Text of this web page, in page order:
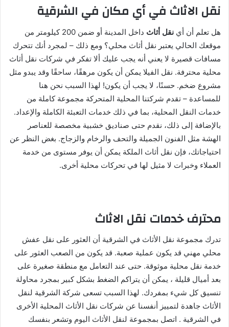
نقل الاثاث في أي مكان في الشرقية
هل تعلم أن أي نقل أثاث
داخل المدينة أو ضمن 200 كيلومتر من
موقعك الحالي يعتبر نقل أثاث محلي؟ ومع ذلك – لمجرد أنك تتحرك
مسافات قصيرة لا يعني أنه يجب عليك ألا تفكر في شركات نقل أثاث
محلية محترفة. نقل الفيلا يمكن أن يكون مرهقًا، ساحقًا وقد يبدو مثل
مشروع ضخم. حسنًا، لا يجب أن يكون! لهذا السبب نحن هنا
للمساعدة – تقدم شركتنا المحلية المتحركة مجموعة كاملة من
خدمات النقل المحلية، بما في ذلك خدمات التعبئة الكاملة والإعداد.
بالإضافة إلى ذلك، نقدم حتى صناديق خشبية مخصصة للعناصر
الهشة مثل الفنون الجميلة والتحف والرخام والزجاج. بغض النظر عن
احتياجاتك، فإن نقل أثاث الملكة يمكن أن يوفر مستوى من خدمة
العملاء وخبرات لا مثيل لها في تحركات محلية أخرى.
محترف خدمات نقل الاثاث
تدرك مجموعة نقل الأثاث في الشرقية أن العثور على نقل عفش
محلي مهني قد يكون عملية صعبة. قد يكون من الصعب العثور على
خدمة نقل محلية موثوقة. حتى عند التعامل مع منطقة صغيرة على
بعد أميال قليلة ، يمكن أن يتراكم الضغط بشكل كبير بمجرد محاولة
تنسيق كل شيء بمفردك. لهذا السبب تسعى شركة الشرقية لنقل
الأثاث جاهدة لتمييز أنفسنا عن شركات نقل الأثاث المحلية الأخرى
في الشرقية . اتصل بمجموعة لنقل الأثاث اليوم وتشعر بنفسك